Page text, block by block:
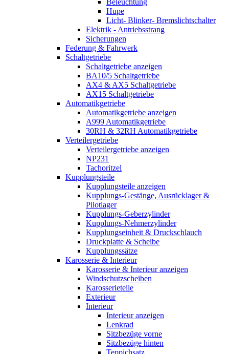
Hupe
Licht- Blinker- Bremslichtschalter
Elektrik - Antriebsstrang
Sicherungen
Federung & Fahrwerk
Schaltgetriebe
Schaltgetriebe anzeigen
BA10/5 Schaltgetriebe
AX4 & AX5 Schaltgetriebe
AX15 Schaltgetriebe
Automatikgetriebe
Automatikgetriebe anzeigen
A999 Automatikgetriebe
30RH & 32RH Automatikgetriebe
Verteilergetriebe
Verteilergetriebe anzeigen
NP231
Tachoritzel
Kupplungsteile
Kupplungsteile anzeigen
Kupplungs-Gestänge, Ausrücklager &
Pilotlager
Kupplungs-Geberzylinder
Kupplungs-Nehmerzylinder
Kupplungseinheit & Druckschlauch
Druckplatte & Scheibe
Kupplungssätze
Karosserie & Interieur
Karosserie & Interieur anzeigen
Windschutzscheiben
Karosserieteile
Exterieur
Interieur
Interieur anzeigen
Lenkrad
Sitzbezüge vorne
Sitzbezüge hinten
Teppichsatz